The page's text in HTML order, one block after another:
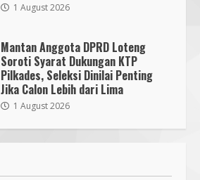
1 August 2026
Mantan Anggota DPRD Loteng
Soroti Syarat Dukungan KTP
Pilkades, Seleksi Dinilai Penting
Jika Calon Lebih dari Lima
1 August 2026